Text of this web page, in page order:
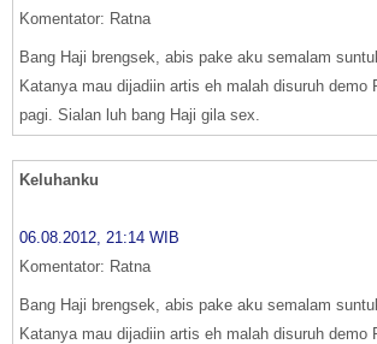
Komentator: Ratna
Bang Haji brengsek, abis pake aku semalam
Katanya mau dijadiin artis eh malah disuruh demo
pagi. Sialan luh bang Haji gila sex.
Keluhanku
06.08.2012, 21:14 WIB
Komentator: Ratna
Bang Haji brengsek, abis pake aku semalam
Katanya mau dijadiin artis eh malah disuruh demo